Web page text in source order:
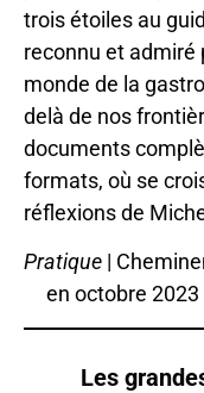
trois étoiles au
reconnu et admiré
monde de la
delà de nos
documents
formats, où se
réflexions de
Pratique |
en octobre 2023
Les